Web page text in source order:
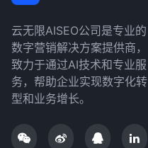
云无限AISEO公司是专业的
数字营销解决方案提供商，
致力于通过AI技术和专业服
务，帮助企业实现数字化转
型和业务增长。